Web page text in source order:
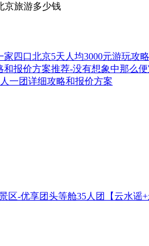
京旅游多少钱
家四口北京5天人均3000元游玩攻
和报价方案推荐-没有想象中那么便
一团详细攻略和报价方案
区-优享团头等舱35人团【云水谣